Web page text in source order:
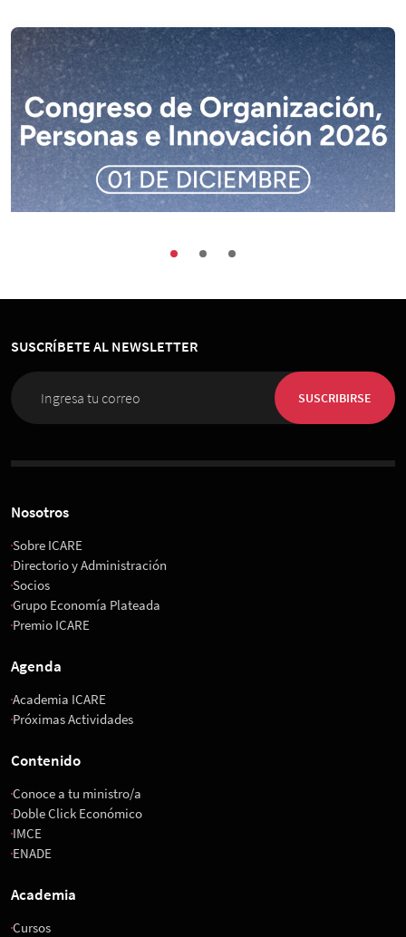
01 de Diciembre 2026, 08:00 horas
Espacio Riesco
SUSCRÍBETE AL NEWSLETTER
SUSCRIBIRSE
Nosotros
Sobre ICARE
Directorio y Administración
Socios
Grupo Economía Plateada
Premio ICARE
Agenda
Academia ICARE
Próximas Actividades
Contenido
Conoce a tu ministro/a
Doble Click Económico
IMCE
ENADE
Academia
Cursos